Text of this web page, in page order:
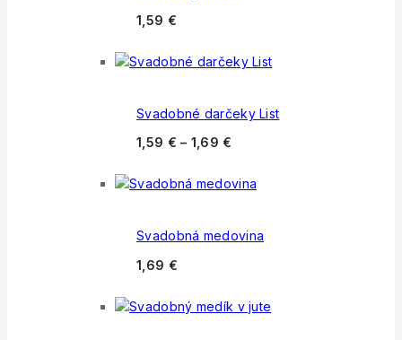
1,59 €
Svadobné darčeky List
1,59 € – 1,69 €
Svadobná medovina
1,69 €